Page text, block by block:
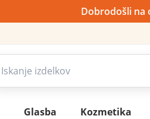
Dobrodošli na
Glasba Kozmetika